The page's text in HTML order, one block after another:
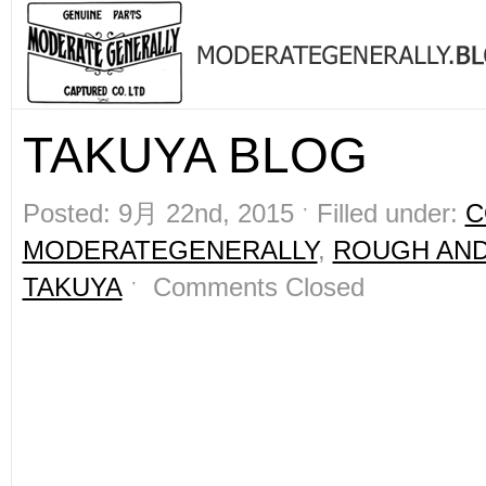
TAKUYA BLOG
Posted: 9月 22nd, 2015 ˑ Filled under:
MODERATEGENERALLY, ROUGH
TAKUYAˑ Comments Closed